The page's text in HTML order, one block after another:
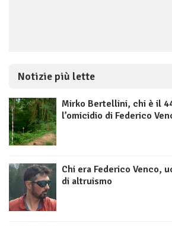
Notizie più lette
Mirko Bertellini, chi è il
l’omicidio di Federico
Chi era Federico Venco,
di altruismo